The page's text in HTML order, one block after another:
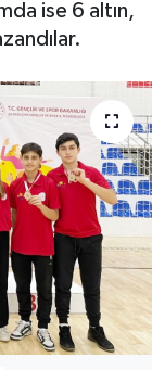
ise 6 altın,